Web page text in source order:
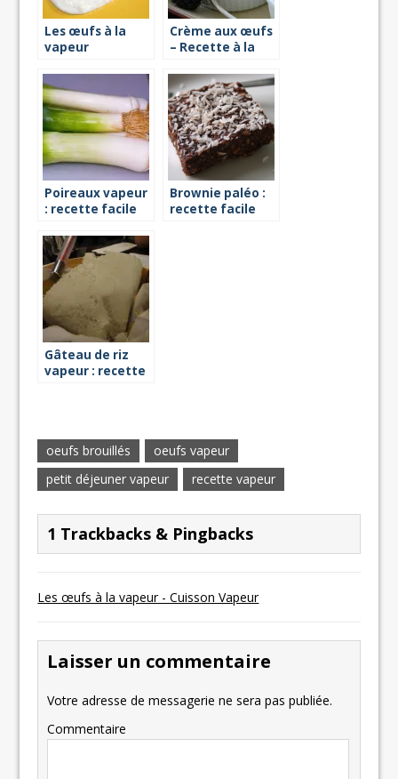
Les œufs à la
vapeur
Crème aux œufs
– Recette à la
Poireaux vapeur
: recette facile
Brownie paléo :
recette facile
Gâteau de riz
vapeur : recette
oeufs brouillés
oeufs vapeur
petit déjeuner vapeur
recette vapeur
1 Trackbacks & Pingbacks
Les œufs à la vapeur - Cuisson Vapeur
Laisser un commentaire
Votre adresse de messagerie ne sera pas publiée.
Commentaire